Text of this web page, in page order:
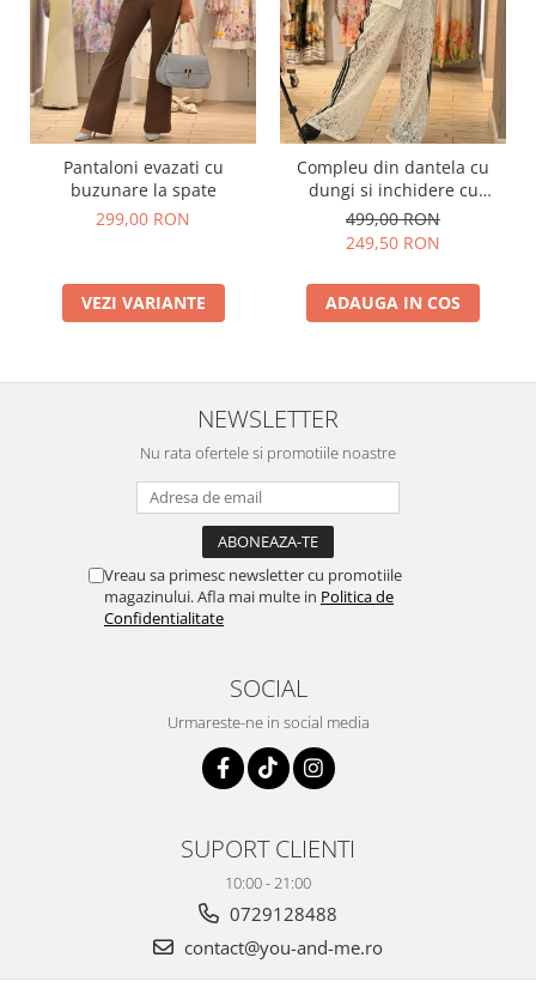
Pantaloni evazati cu
buzunare la spate
299,00 RON
VEZI VARIANTE
Compleu din dantela cu
dungi si inchidere cu
fermoar
499,00 RON
249,50 RON
ADAUGA IN COS
NEWSLETTER
Nu rata ofertele si promotiile noastre
Vreau sa primesc newsletter cu promotiile
magazinului. Afla mai multe in Politica de
Confidentialitate
SOCIAL
Urmareste-ne in social media
SUPORT CLIENTI
10:00 - 21:00
0729128488
contact@you-and-me.ro